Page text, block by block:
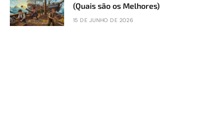
(Quais são os Melhores)
15 DE JUNHO DE 2026